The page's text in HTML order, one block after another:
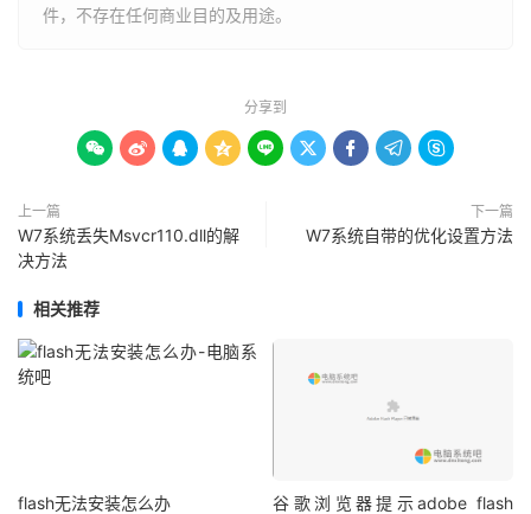
件，不存在任何商业目的及用途。
分享到
        
上一篇
W7系统丢失Msvcr110.dll的解
决方法
下一篇
W7系统自带的优化设置方法
相关推荐
flash无法安装怎么办
谷歌浏览器提示adobe flash